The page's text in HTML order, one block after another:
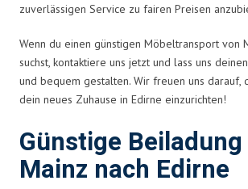
zuverlässigen Service zu fairen Preisen
Wenn du einen günstigen Möbeltransport von
suchst, kontaktiere uns jetzt und lass uns
und bequem gestalten. Wir freuen uns darauf,
dein neues Zuhause in Edirne einzurichten!
Günstige Beiladung
Mainz nach Edirne